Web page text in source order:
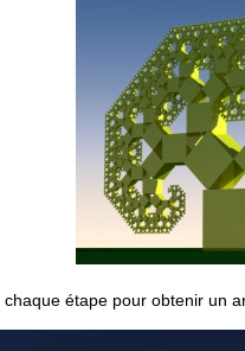
étape pour obtenir un